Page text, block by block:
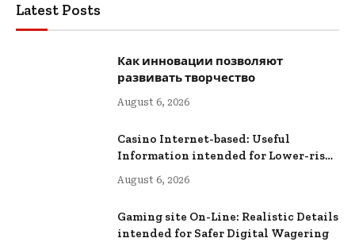
Latest Posts
Как инновации позволяют
развивать творчество
August 6, 2026
Casino Internet-based: Useful
Information intended for Lower-risk
Online Wagering
August 6, 2026
Gaming site On-Line: Realistic Details
intended for Safer Digital Wagering